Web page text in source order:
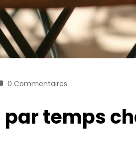
0 Commentaires
temps